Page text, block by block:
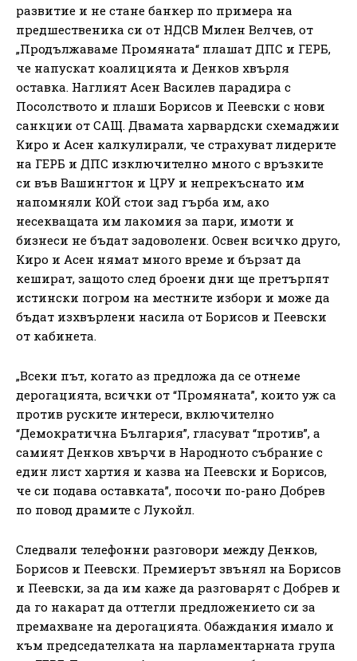
развитие и не стане банкер по примера на
предшественика си от НДСВ Милен Велчев, от
„Продължаваме Промяната“ плашат ДПС и ГЕРБ,
че напускат коалицията и Денков хвърля
оставка. Наглият Асен Василев парадира с
Посолството и плаши Борисов и Пеевски с нови
санкции от САЩ. Двамата харвардски схемаджии
Киро и Асен калкулирали, че страхуват лидерите
на ГЕРБ и ДПС изключително много с връзките
си във Вашингтон и ЦРУ и непрекъснато им
напомняли КОЙ стои зад гърба им, ако
несекващата им лакомия за пари, имоти и
бизнеси не бъдат задоволени. Освен всичко друго,
Киро и Асен нямат много време и бързат да
кешират, защото след броени дни ще претърпят
истински погром на местните избори и може да
бъдат изхвърлени насила от Борисов и Пеевски
от кабинета.
„Всеки път, когато аз предложа да се отнеме
дерогацията, всички от “Промяната”, които уж са
против руските интереси, включително
“Демократична България”, гласуват “против”, а
самият Денков хвърчи в Народното събрание с
един лист хартия и казва на Пеевски и Борисов,
че си подава оставката”, посочи по-рано Добрев
по повод драмите с Лукойл.
Следвали телефонни разговори между Денков,
Борисов и Пеевски. Премиерът звънял на Борисов
и Пеевски, за да им каже да разговарят с Добрев и
да го накарат да оттегли предложението си за
премахване на дерогацията. Обаждания имало и
към председателката на парламентарната група